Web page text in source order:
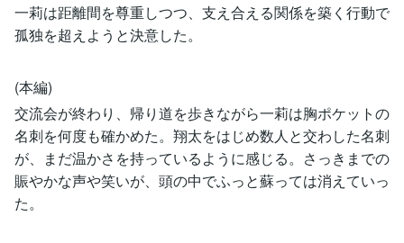
一莉は距離間を尊重しつつ、支え合える関係を築く行動で
孤独を超えようと決意した。
(本編)
交流会が終わり、帰り道を歩きながら一莉は胸ポケットの
名刺を何度も確かめた。翔太をはじめ数人と交わした名刺
が、まだ温かさを持っているように感じる。さっきまでの
賑やかな声や笑いが、頭の中でふっと蘇っては消えていっ
た。